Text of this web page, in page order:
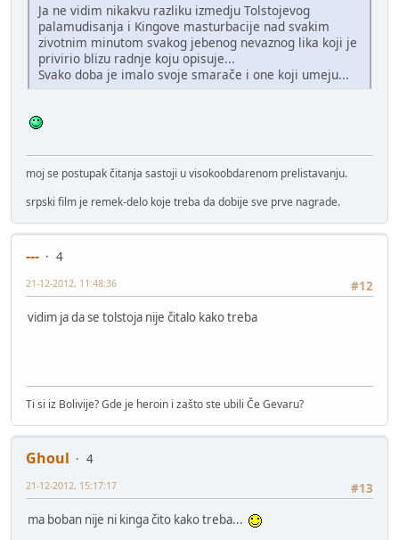
Ja ne vidim nikakvu razliku izmedju Tolstojevog
palamudisanja i Kingove masturbacije nad svakim
zivotnim minutom svakog jebenog nevaznog lika koji je
privirio blizu radnje koju opisuje...
Svako doba je imalo svoje smarače i one koji umeju...
moj se postupak čitanja sastoji u visokoobdarenom prelistavanju.
srpski film je remek-delo koje treba da dobije sve prve nagrade.
---
4
#12
21-12-2012, 11:48:36
vidim ja da se tolstoja nije čitalo kako treba
Ti si iz Bolivije? Gde je heroin i zašto ste ubili Če Gevaru?
Ghoul
4
#13
21-12-2012, 15:17:17
ma boban nije ni kinga čito kako treba...